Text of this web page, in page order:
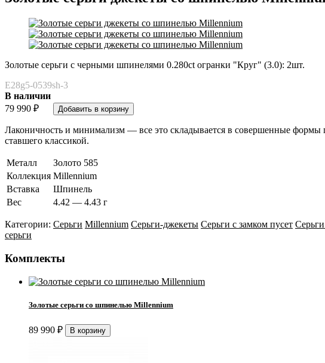
Золотые серьги с черными шпинелями 0.280ct огранки "Круг" (3.0): 2шт.
E28g5-0539sh-3
В наличии
79 990 ₽
Лаконичность и минимализм — все это складывается в совершенные
ставшего классикой.
Металл
Золото 585
Коллекция Millennium
Вставка
Шпинель
Вес
4.42 — 4.43 г
Категории: Серьги Millennium Серьги-джекеты Серьги с замком пусет
серьги
Комплекты
Золотые серьги со шпинелью Millennium
89 990 ₽